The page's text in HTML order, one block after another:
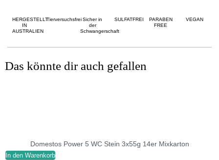
HERGESTELLT
IN
AUSTRALIEN
Tierversuchsfrei Sicher in
der
Schwangerschaft
SULFATFREI
PARABEN
FREE
VEGAN
Das könnte dir auch gefallen
Domestos Power 5 WC Stein 3x55g 14er Mixkarton
In den Warenkorb